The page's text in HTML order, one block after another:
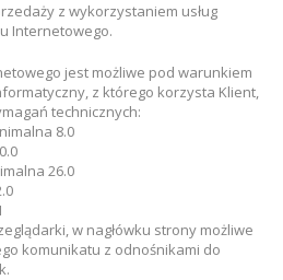
z wykorzystaniem usług
Internetowego.
jest możliwe pod warunkiem
z którego korzysta Klient,
technicznych:
8.0
26.0
w nagłówku strony możliwe
komunikatu z odnośnikami do